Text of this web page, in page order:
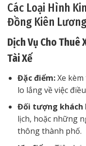
Các Loại Hình
Đồng Kiên Lương
Dịch Vụ Cho Thuê
Tài Xế
Đặc điểm:Xe kèm
lo lắng về việc
Đối tượng khách
lịch, hoặc những
thông thành phố.